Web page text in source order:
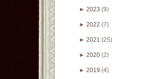
► 2023 (9)
► 2022 (7)
► 2021 (25)
► 2020 (2)
► 2019 (4)